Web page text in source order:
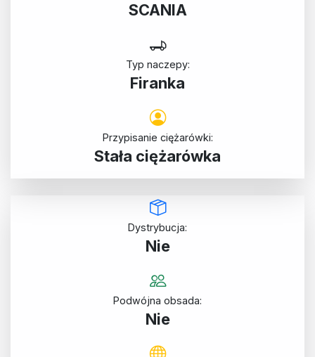
SCANIA
Typ naczepy:
Firanka
Przypisanie ciężarówki:
Stała ciężarówka
Dystrybucja:
Nie
Podwójna obsada:
Nie